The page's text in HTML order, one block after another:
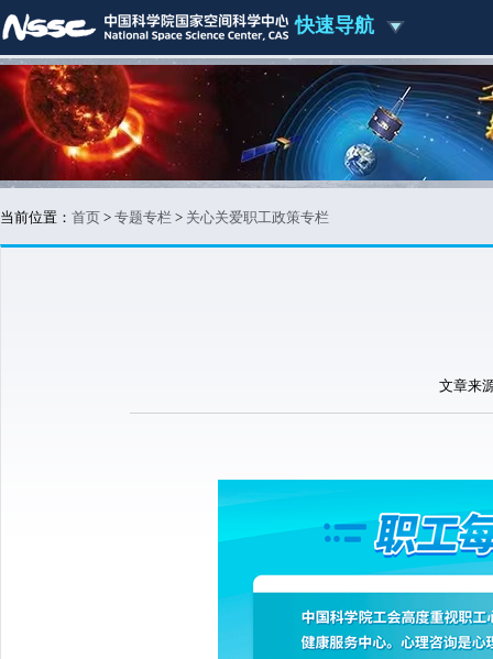
快速导航
当前位置： 首页 > 专题专栏 > 关心关爱职工政策专栏
文章来